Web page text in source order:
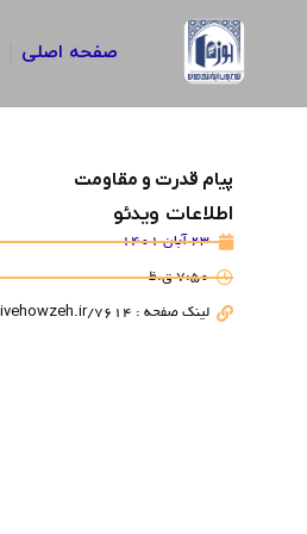
صفحه اصلی
پیام قدرت و مقاومت
اطلاعات ویدئو
23 آبان 1401
7:50 ق.ظ
لینک صفحه : https://livehowzeh.ir/7614